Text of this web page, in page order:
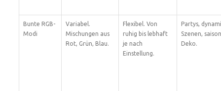
Bunte RGB-
Modi
Variabel.
Mischungen aus
Rot, Grün, Blau.
Flexibel. Von
ruhig bis lebhaft
je nach
Einstellung.
Partys,
Szenen,
Deko.